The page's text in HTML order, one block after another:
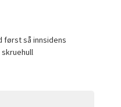
først så innsidens